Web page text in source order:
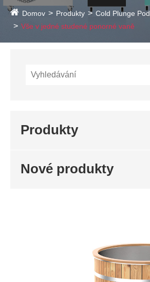
Domov Produkty
Cold Plunge Pod
Vše v jedné studené ponorné vaně
Produkty
Nové produkty